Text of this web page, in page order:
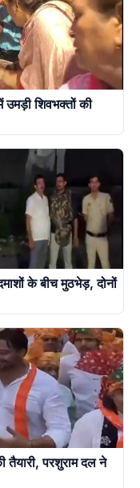
उमड़ी शिवभक्तों की
के बीच मुठभेड़, दोनों
परशुराम दल ने